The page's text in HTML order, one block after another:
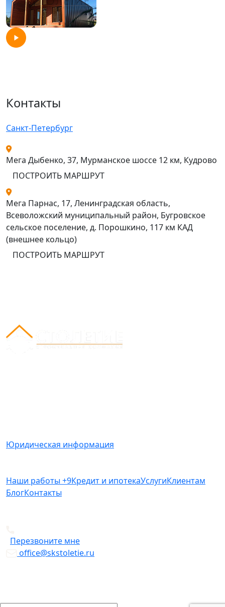
Контакты
Санкт-Петербург
Мега Дыбенко, 37, Мурманское шоссе 12 км, Кудрово
ПОСТРОИТЬ МАРШРУТ
Мега Парнас, 17, Ленинградская область,
Всеволожский муниципальный район, Бугровское
сельское поселение, д. Порошкино, 117 км КАД
(внешнее кольцо)
ПОСТРОИТЬ МАРШРУТ
Юридическая информация
Наши работы +9Кредит и ипотекаУслугиКлиентам
БлогКонтакты
Перезвоните мне
office@skstoletie.ru